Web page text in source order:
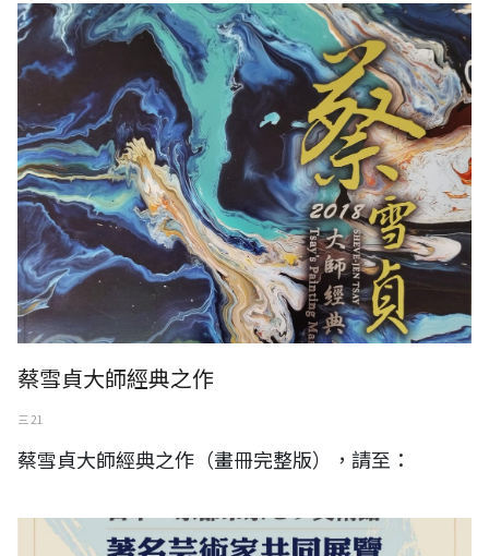
蔡雪貞大師經典之作
三 21
蔡雪貞大師經典之作（畫冊完整版），請至：
2022 (彩り豊かな芸術家たち)著名藝術家共同展覽